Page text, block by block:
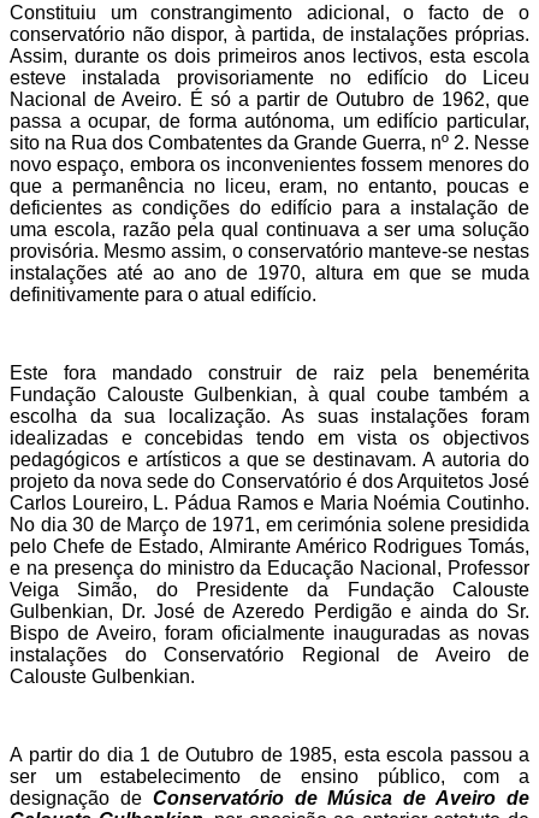
Constituiu um constrangimento adicional, o facto de o
conservatório não dispor, à partida, de instalações próprias.
Assim, durante os dois primeiros anos lectivos, esta escola
esteve instalada provisoriamente no edifício do Liceu
Nacional de Aveiro. É só a partir de Outubro de 1962, que
passa a ocupar, de forma autónoma, um edifício particular,
sito na Rua dos Combatentes da Grande Guerra, nº 2. Nesse
novo espaço, embora os inconvenientes fossem menores do
que a permanência no liceu, eram, no entanto, poucas e
deficientes as condições do edifício para a instalação de
uma escola, razão pela qual continuava a ser uma solução
provisória. Mesmo assim, o conservatório manteve-se nestas
instalações até ao ano de 1970, altura em que se muda
definitivamente para o atual edifício.
Este fora mandado construir de raiz pela benemérita
Fundação Calouste Gulbenkian, à qual coube também a
escolha da sua localização. As suas instalações foram
idealizadas e concebidas tendo em vista os objectivos
pedagógicos e artísticos a que se destinavam. A autoria do
projeto da nova sede do Conservatório é dos Arquitetos José
Carlos Loureiro, L. Pádua Ramos e Maria Noémia Coutinho.
No dia 30 de Março de 1971, em cerimónia solene presidida
pelo Chefe de Estado, Almirante Américo Rodrigues Tomás,
e na presença do ministro da Educação Nacional, Professor
Veiga Simão, do Presidente da Fundação Calouste
Gulbenkian, Dr. José de Azeredo Perdigão e ainda do Sr.
Bispo de Aveiro, foram oficialmente inauguradas as novas
instalações do Conservatório Regional de Aveiro de
Calouste Gulbenkian.
A partir do dia 1 de Outubro de 1985, esta escola passou a
ser um estabelecimento de ensino público, com a
designação de Conservatório de Música de Aveiro de